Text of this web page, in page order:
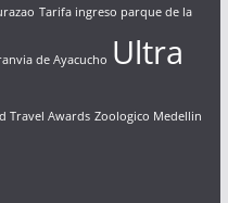
Tarifa ingreso parque de la
de Ayacucho Ultra
Travel Awards Zoologico Medellin